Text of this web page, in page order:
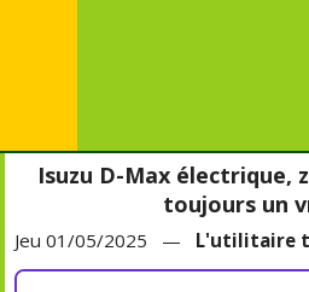
Isuzu D-Max électrique,
toujours un
Jeu 01/05/2025 — L'utilitaire